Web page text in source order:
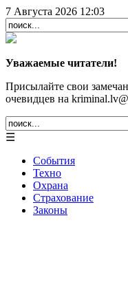
7 Августа 2026 12:03
Уважаемые читатели!
Присылайте свои
очевидцев на
☰
События
Техно
Охрана
Страхование
Законы